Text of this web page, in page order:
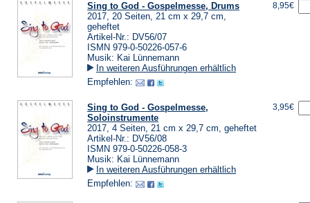
Sing to God - Gospelmesse, Drums
2017, 20 Seiten, 21 cm x 29,7 cm,
geheftet
Artikel-Nr.: DV56/07
ISMN 979-0-50226-057-6
Musik: Kai Lünnemann
In weiteren Ausführungen erhältlich
Empfehlen:
8,95€
Sing to God - Gospelmesse,
Soloinstrumente
2017, 4 Seiten, 21 cm x 29,7 cm, geheftet
Artikel-Nr.: DV56/08
ISMN 979-0-50226-058-3
Musik: Kai Lünnemann
In weiteren Ausführungen erhältlich
Empfehlen:
3,95€